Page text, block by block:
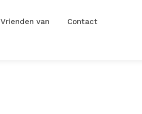
Vrienden van Contact